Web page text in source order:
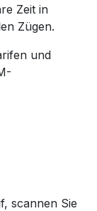
Zeit in
Zügen.
und
scannen Sie